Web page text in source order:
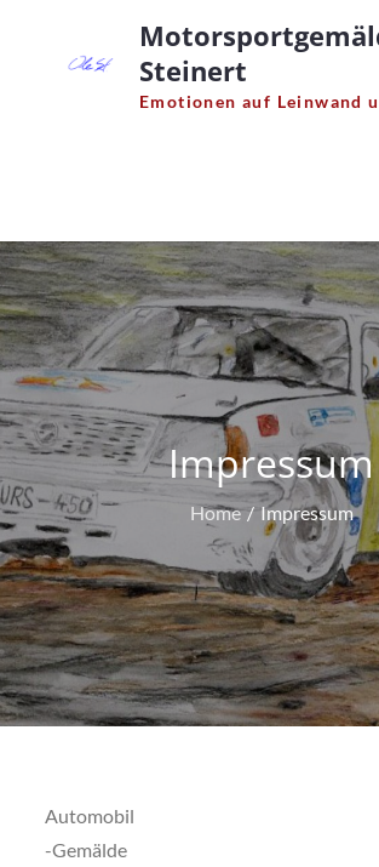
Steinert
Emotionen auf Leinwand
Impressum
Home Impressum
Automobil
-Gemälde